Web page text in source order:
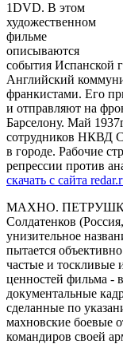
1DVD. В этом
художественном
фильме
описываются
события Испанской
Английский
франкистами. Его
и отправляют на
Барселону. Май
сотрудников НКВД
в городе. Рабочие
репрессии против
скачать с сайта
МАХНО.
Солдатенков
унизительное
пытается
частые и тоскливые
ценностей фильма -
документальные
сделанные по
махновские боевые
командиров своей